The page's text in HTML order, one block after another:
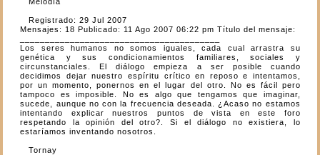
Registrado: 29 Jul 2007
Mensajes: 18 Publicado: 11 Ago 2007 06:22 pm Título del mensaje:
Los seres humanos no somos iguales, cada cual arrastra su
genética y sus condicionamientos familiares, sociales y
circunstanciales. El diálogo empieza a ser posible cuando
decidimos dejar nuestro espíritu crítico en reposo e intentamos,
por un momento, ponernos en el lugar del otro. No es fácil pero
tampoco es imposible. No es algo que tengamos que imaginar,
sucede, aunque no con la frecuencia deseada. ¿Acaso no estamos
intentando explicar nuestros puntos de vista en este foro
respetando la opinión del otro?. Si el diálogo no existiera, lo
estaríamos inventando nosotros.
Tornay